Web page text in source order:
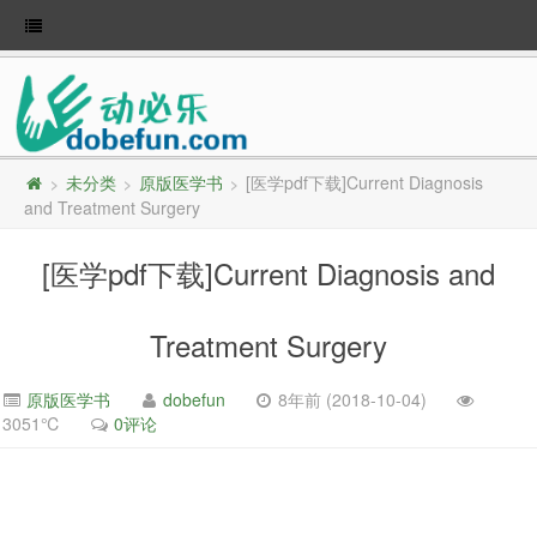
> 未分类 > 原版医学书 > [医学pdf下载]Current Diagnosis
and Treatment Surgery
[医学pdf下载]Current Diagnosis and
Treatment Surgery
原版医学书 dobefun
8年前 (2018-10-04)
3051℃
0评论